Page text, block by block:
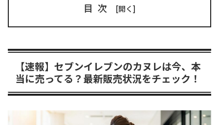
目次
【速報】セブンイレブンのカヌレは今、本
当に売ってる？最新販売状況をチェック！